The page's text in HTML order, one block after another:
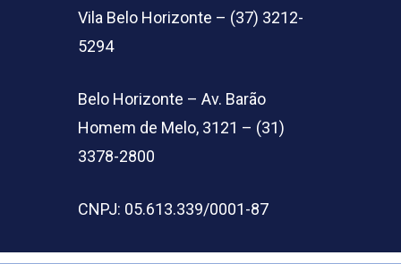
Vila Belo Horizonte – (37) 3212-
5294
Belo Horizonte – Av. Barão
Homem de Melo, 3121 – (31)
3378-2800
CNPJ: 05.613.339/0001-87